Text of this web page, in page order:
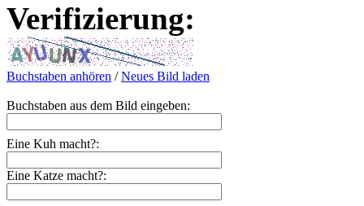
Verifizierung:
Buchstaben anhören /Neues Bild laden
Buchstaben aus dem Bild eingeben:
Eine Kuh macht?:
Eine Katze macht?: